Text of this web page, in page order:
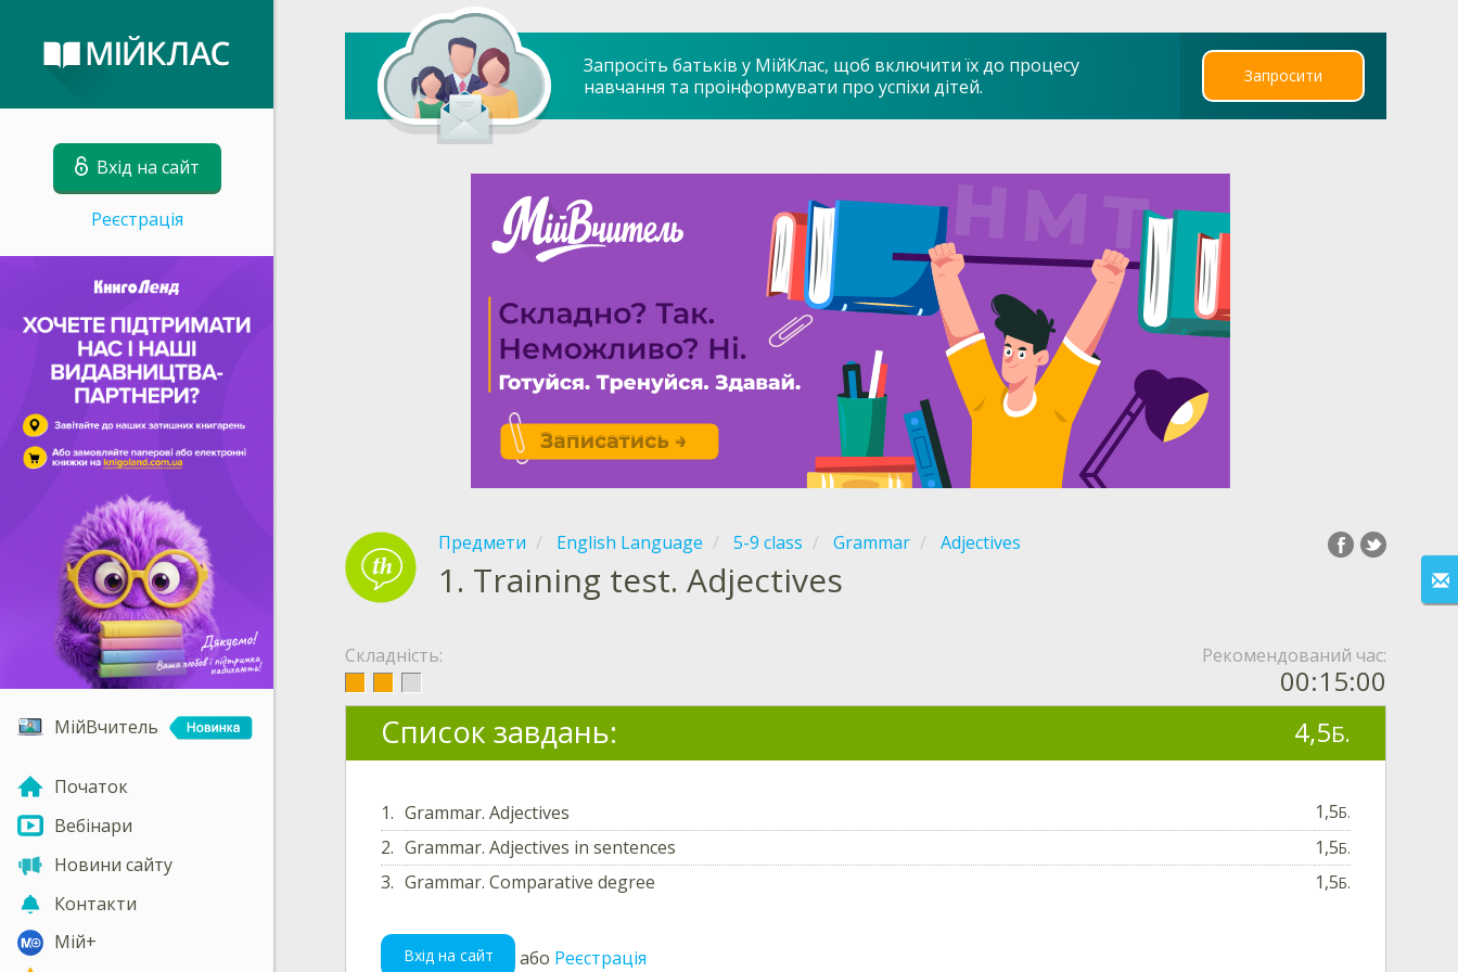
Вхід на сайт
Реєстрація
МійВчитель
Початок
Вебінари
Новини сайту
Контакти
Мій+
Запросіть батьків у МійКлас, щоб включити їх до процесу
навчання та проінформувати про успіхи дітей.
Запросити
Предмети English Language 5-9 class Grammar Adjectives
1. Training test. Adjectives
Складність: Рекомендований час:
00:15:00
Список завдань: 4,5Б.
1. Grammar. Adjectives 1,5Б.
2. Grammar. Adjectives in sentences 1,5Б.
3. Grammar. Comparative degree 1,5Б.
Вхід на сайт або Реєстрація